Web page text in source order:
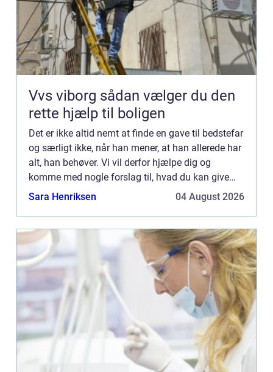
Vvs viborg sådan vælger du den
rette hjælp til boligen
Det er ikke altid nemt at finde en gave til bedstefar
og særligt ikke, når han mener, at han allerede har
alt, han behøver. Vi vil derfor hjælpe dig og
komme med nogle forslag til, hvad du kan give
din bedstefar i gave. Du ka...
Sara Henriksen 04 August 2026